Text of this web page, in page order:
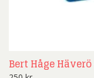
Bert Håge